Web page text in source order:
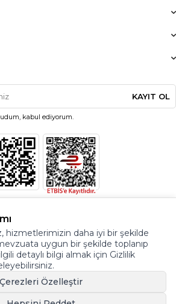
KAYIT OL
kabul ediyorum.
hizmetlerimizin daha iyi bir şekilde
uygun bir şekilde toplanıp
detaylı bilgi almak için Gizlilik
Çerezleri Özelleştir